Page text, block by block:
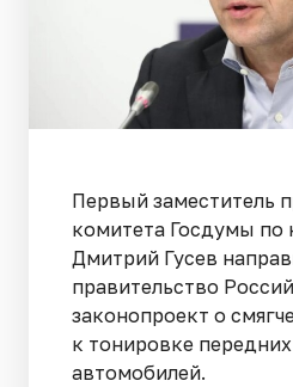
Первый заместитель
комитета Госдумы по
Дмитрий Гусев
правительство
законопроект о
к тонировке
автомобилей.